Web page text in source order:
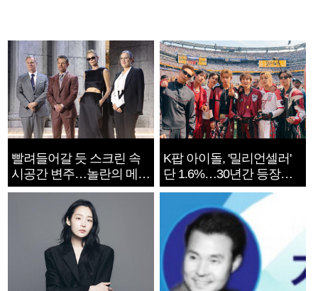
빨려들어갈 듯 스크린 속
시공간 변주…놀란의 메시
지는 ‘전쟁 속죄’
K팝 아이돌, '밀리언셀러'
단 1.6%…30년간 등장
1182개팀 전수조사